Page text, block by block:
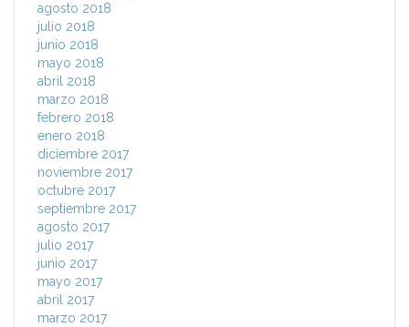
agosto 2018
julio 2018
junio 2018
mayo 2018
abril 2018
marzo 2018
febrero 2018
enero 2018
diciembre 2017
noviembre 2017
octubre 2017
septiembre 2017
agosto 2017
julio 2017
junio 2017
mayo 2017
abril 2017
marzo 2017